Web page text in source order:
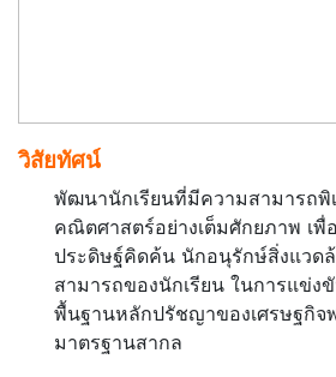
วิสัยทัศน์
พัฒนานักเรียนที่มีความสามารถพิ
คณิตศาสตร์อย่างเต็มศักยภาพ เพื่
ประดิษฐ์คิดค้น นักอนุรักษ์สิ่งแวด
สามารถของนักเรียน ในการแข่ง
พื้นฐานหลักปรัชญาของเศรษฐกิจพ
มาตรฐานสากล